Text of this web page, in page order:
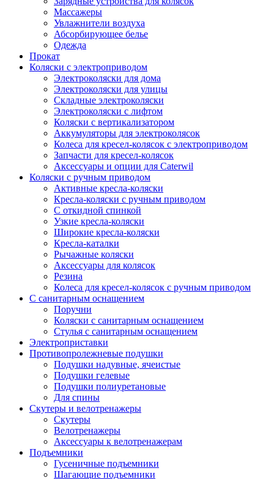
Массажеры
Увлажнители воздуха
Абсорбирующее белье
Одежда
Прокат
Коляски с электроприводом
Электроколяски для дома
Электроколяски для улицы
Складные электроколяски
Электроколяски с лифтом
Коляски с вертикализатором
Аккумуляторы для электроколясок
Колеса для кресел-колясок с электроприводом
Запчасти для кресел-колясок
Аксессуары и опции для Caterwil
Коляски с ручным приводом
Активные кресла-коляски
Кресла-коляски с ручным приводом
С откидной спинкой
Узкие кресла-коляски
Широкие кресла-коляски
Кресла-каталки
Рычажные коляски
Аксессуары для колясок
Резина
Колеса для кресел-колясок с ручным приводом
С санитарным оснащением
Поручни
Коляски с санитарным оснащением
Стулья с санитарным оснащением
Электроприставки
Противопролежневые подушки
Подушки надувные, ячеистые
Подушки гелевые
Подушки полиуретановые
Для спины
Скутеры и велотренажеры
Скутеры
Велотренажеры
Аксессуары к велотренажерам
Подъемники
Гусеничные подъемники
Шагающие подъемники